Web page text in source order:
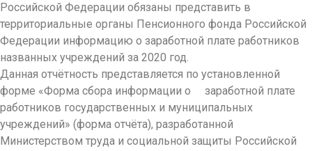
Российской Федерации обязаны представить в
территориальные органы Пенсионного фонда Российской
Федерации информацию о заработной плате работников
названных учреждений за 2020 год.
Данная отчётность представляется по установленной
форме «Форма сбора информации о заработной плате
работников государственных и муниципальных
учреждений» (форма отчёта), разработанной
Министерством труда и социальной защиты Российской